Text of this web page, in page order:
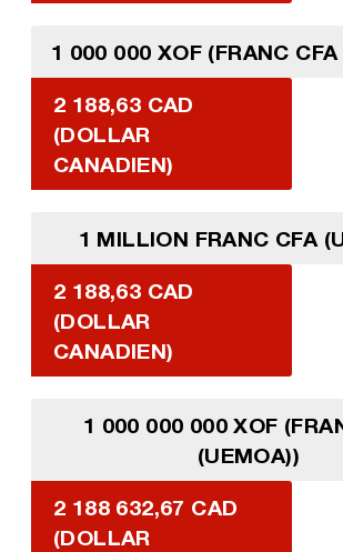
1 000 000 XOF (FRANC
2 188,63 CAD
(DOLLAR
CANADIEN)
1 MILLION FRANC CFA
2 188,63 CAD
(DOLLAR
CANADIEN)
1 000 000 000 XOF
(UEMOA))
2 188 632,67 CAD
(DOLLAR